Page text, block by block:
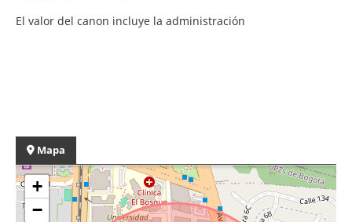
El valor del canon incluye la administración
Mapa
+
−